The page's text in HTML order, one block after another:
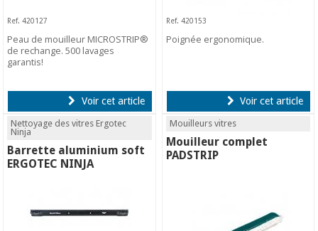
Ref. 420127
Peau de mouilleur MICROSTRIP®
de rechange. 500 lavages
garantis!
Voir cet article
Ref. 420153
Poignée ergonomique.
Voir cet article
Nettoyage des vitres Ergotec
Ninja
Barrette aluminium soft
ERGOTEC NINJA
Mouilleurs vitres
Mouilleur complet
PADSTRIP